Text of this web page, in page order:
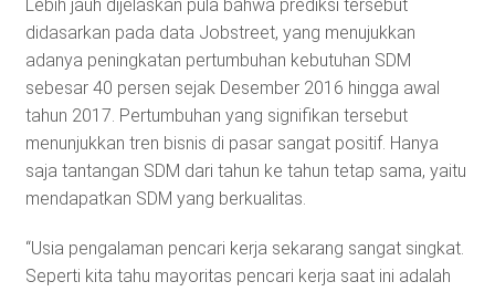
Lebih jauh dijelaskan pula bahwa prediksi tersebut
didasarkan pada data Jobstreet, yang menujukkan
adanya peningkatan pertumbuhan kebutuhan SDM
sebesar 40 persen sejak Desember 2016 hingga awal
tahun 2017. Pertumbuhan yang signifikan tersebut
menunjukkan tren bisnis di pasar sangat positif. Hanya
saja tantangan SDM dari tahun ke tahun tetap sama, yaitu
mendapatkan SDM yang berkualitas.
“Usia pengalaman pencari kerja sekarang sangat singkat.
Seperti kita tahu mayoritas pencari kerja saat ini adalah